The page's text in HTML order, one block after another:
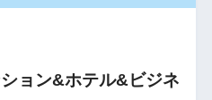
ョン&ホテル&ビジネ